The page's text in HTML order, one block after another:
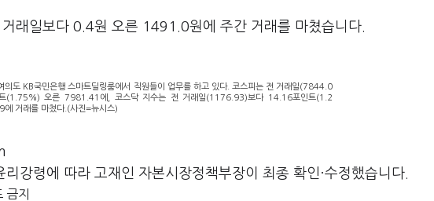
래일보다 0.4원 오른 1491.0원에 주간 거래를 마쳤습니다.
의도 KB국민은행 스마트딜링룸에서 직원들이 업무를 하고 있다. 코스피는 전 거래일(7844.0
(1.75%) 오른 7981.41에, 코스닥 지수는 전 거래일(1176.93)보다 14.16포인트(1.2
거래를 마쳤다.(사진=뉴시스)
강령에 따라 고재인 자본시장정책부장이 최종 확인·수정했습니다.
지